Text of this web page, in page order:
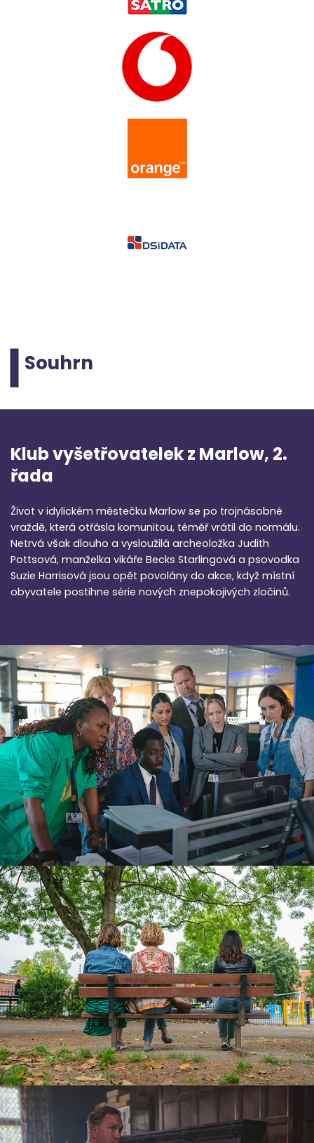
Souhrn
Klub vyšetřovatelek z Marlow, 2.
řada
Život v idylickém městečku Marlow se po trojnásobné
vraždě, která otřásla komunitou, téměř vrátil do normálu.
Netrvá však dlouho a vysloužilá archeoložka Judith
Pottsová, manželka vikáře Becks Starlingová a psovodka
Suzie Harrisová jsou opět povolány do akce, když místní
obyvatele postihne série nových znepokojivých zločinů.